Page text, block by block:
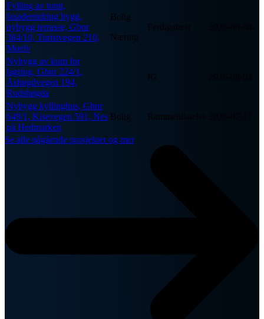
Fylling av tomt,
fasadeendring bygg,
nybygg terrasse, Gbnr
384/10, Turistvegen 210,
Moelv
Bolig
Næring
Ferdigattest
Nybygg av kum for
lagring, Gbnr 224/1,
Åshøgdvegen 194,
Rudshøgda
IG
Nybygg kyllinghus, Gbnr
649/1, Kisevegen 591, Nes
på Hedmarken
Bolig Rammetillatelse
Se alle pågående prosjekter og mer